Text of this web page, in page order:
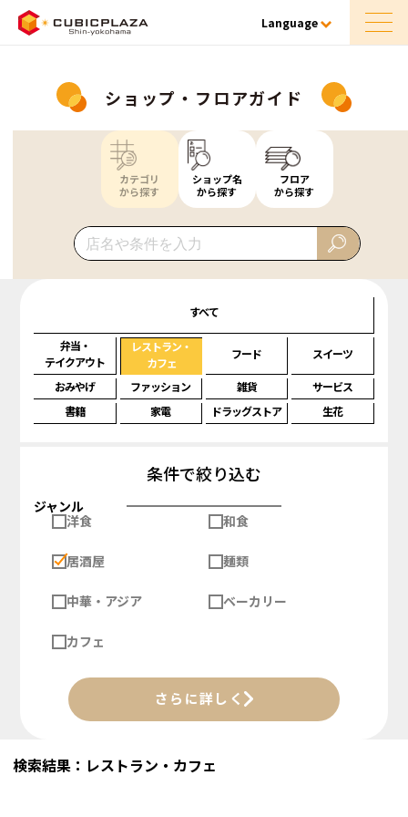
Language
ショップ・フロアガイド
カテゴリ
から探す
ショップ名
から探す
フロア
から探す
すべて
弁当・
テイクアウト
レストラン・
カフェ
フード スイーツ
おみやげ ファッション 雑貨
サービス
書籍
家電 ドラッグストア 生花
条件で絞り込む
ジャンル
洋食
和食
居酒屋 麺類
中華・アジア ベーカリー
カフェ
さらに詳しく
検索結果：レストラン・カフェ